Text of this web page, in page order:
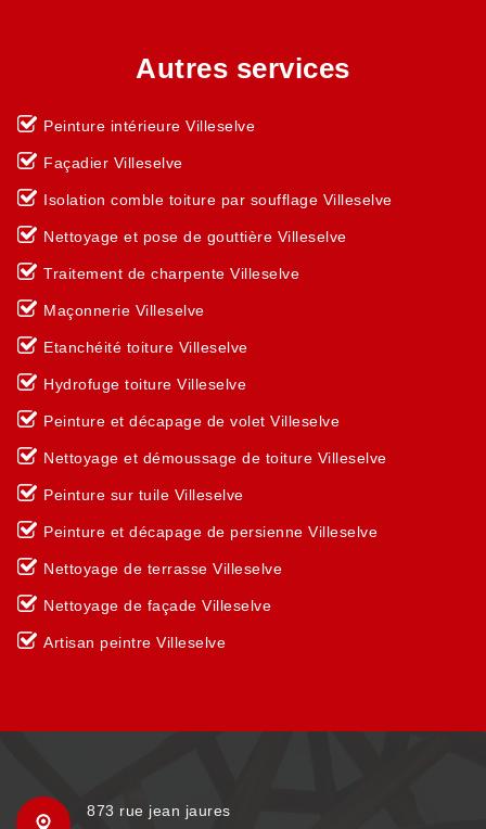
Autres services
Peinture intérieure Villeselve
Façadier Villeselve
Isolation comble toiture par soufflage Villeselve
Nettoyage et pose de gouttière Villeselve
Traitement de charpente Villeselve
Maçonnerie Villeselve
Etanchéité toiture Villeselve
Hydrofuge toiture Villeselve
Peinture et décapage de volet Villeselve
Nettoyage et démoussage de toiture Villeselve
Peinture sur tuile Villeselve
Peinture et décapage de persienne Villeselve
Nettoyage de terrasse Villeselve
Nettoyage de façade Villeselve
Artisan peintre Villeselve
873 rue jean jaures